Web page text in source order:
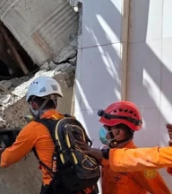
Friday' tại Dartmouth.
Mỹ ngày 27/11
đã tiêu khoảng 44,5
nay, giảm nhẹ so
Liên đoàn bán lẻ